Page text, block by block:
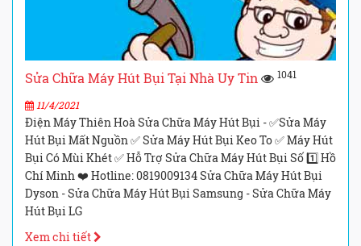
Sửa Chữa Máy Hút Bụi Tại Nhà Uy Tin 1041
11/4/2021
Điện Máy Thiên Hoà Sửa Chữa Máy Hút Bụi - ✅Sửa Máy
Hút Bụi Mất Nguồn ✅ Sửa Máy Hút Bụi Keo To ✅ Máy Hút
Bụi Có Mùi Khét ✅ Hỗ Trợ Sửa Chữa Máy Hút Bụi Số 1️⃣ Hồ
Chí Minh ❤️ Hotline: 0819009134 Sửa Chữa Máy Hút Bụi
Dyson - Sửa Chữa Máy Hút Bụi Samsung - Sửa Chữa Máy
Hút Bụi LG
Xem chi tiết